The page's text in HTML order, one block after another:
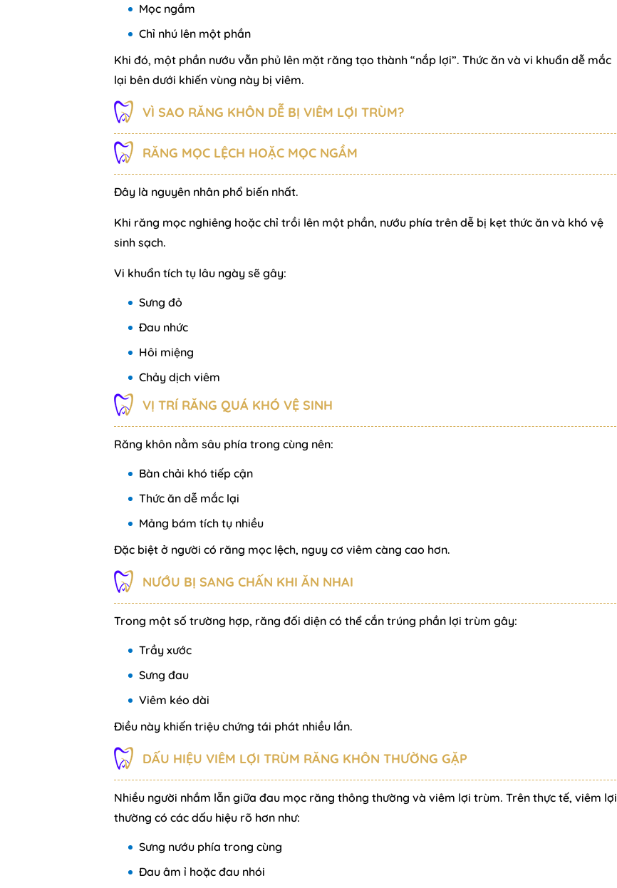
Mọc ngầm
Chỉ nhú lên một phần
Khi đó, một phần nướu vẫn phủ lên mặt răng tạo thành “nắp lợi”. Thức ăn và vi khuẩn dễ mắc
lại bên dưới khiến vùng này bị viêm.
VÌ SAO RĂNG KHÔN DỄ BỊ VIÊM LỢI TRÙM?
RĂNG MỌC LỆCH HOẶC MỌC NGẦM
Đây là nguyên nhân phổ biến nhất.
Khi răng mọc nghiêng hoặc chỉ trồi lên một phần, nướu phía trên dễ bị kẹt thức ăn và khó vệ
sinh sạch.
Vi khuẩn tích tụ lâu ngày sẽ gây:
Sưng đỏ
Đau nhức
Hôi miệng
Chảy dịch viêm
VỊ TRÍ RĂNG QUÁ KHÓ VỆ SINH
Răng khôn nằm sâu phía trong cùng nên:
Bàn chải khó tiếp cận
Thức ăn dễ mắc lại
Mảng bám tích tụ nhiều
Đặc biệt ở người có răng mọc lệch, nguy cơ viêm càng cao hơn.
NƯỚU BỊ SANG CHẤN KHI ĂN NHAI
Trong một số trường hợp, răng đối diện có thể cắn trúng phần lợi trùm gây:
Trầy xước
Sưng đau
Viêm kéo dài
Điều này khiến triệu chứng tái phát nhiều lần.
DẤU HIỆU VIÊM LỢI TRÙM RĂNG KHÔN THƯỜNG GẶP
Nhiều người nhầm lẫn giữa đau mọc răng thông thường và viêm lợi trùm. Trên thực tế, viêm lợi
thường có các dấu hiệu rõ hơn như:
Sưng nướu phía trong cùng
Đau âm ỉ hoặc đau nhói